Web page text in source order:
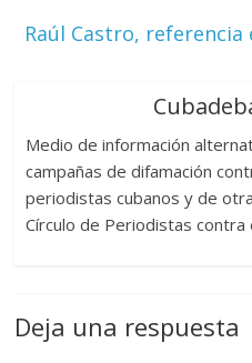
Raúl Castro,
Medio de información
campañas de difamación
periodistas cubanos y de
Círculo de Periodistas
Deja una respuesta